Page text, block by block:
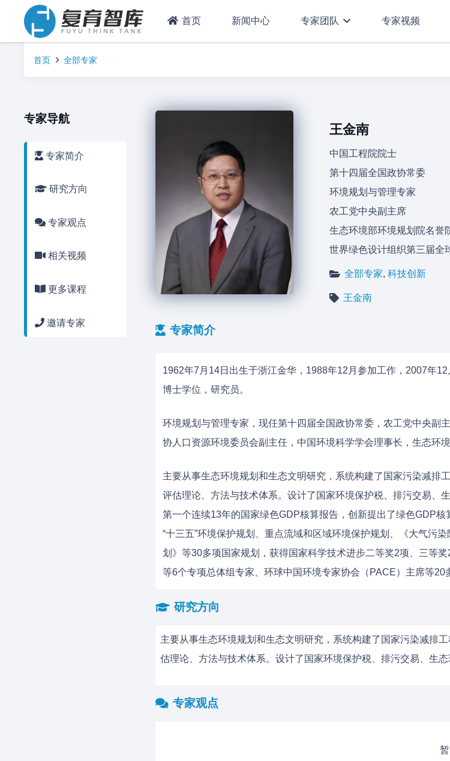
首页 新闻中心 专家团队 专家视频
首页 全部专家
专家导航
专家简介
研究方向
专家观点
相关视频
更多课程
邀请专家
王金南
中国工程院院士
第十四届全国政协常委
环境规划与管理专家
农工党中央副主席
生态环境部环境规划院名誉
世界绿色设计组织第三届全
全部专家, 科技创新
王金南
专家简介
1962年7月14日出生于浙江金华，1988年12月参加工作，2007年
博士学位，研究员。
环境规划与管理专家，现任第十四届全国政协常委，农工党中央副
协人口资源环境委员会副主任，中国环境科学学会理事长，生态环
主要从事生态环境规划和生态文明研究，系统构建了国家污染减排
评估理论、方法与技术体系。设计了国家环境保护税、排污交易、
第一个连续13年的国家绿色GDP核算报告，创新提出了绿色GDP
“十三五”环境保护规划、重点流域和区域环境保护规划、《大气污
划》等30多项国家规划，获得国家科学技术进步二等奖2项、三等
等6个专项总体组专家、环球中国环境专家协会（PACE）主席等20
研究方向
主要从事生态环境规划和生态文明研究，系统构建了国家污染减排
估理论、方法与技术体系。设计了国家环境保护税、排污交易、生
专家观点